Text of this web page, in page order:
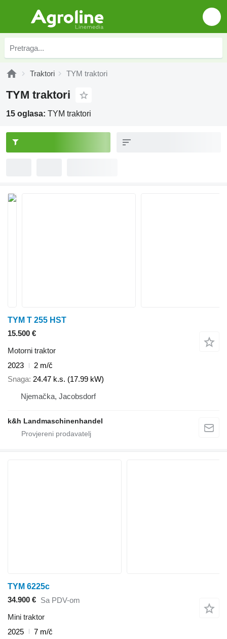
Traktori TYM traktori
TYM traktori
15 oglasa: TYM traktori
TYM T 255 HST
15.500 €
Motorni traktor
2023
2 m/č
Snaga 24.47 k.s. (17.99 kW)
Njemačka, Jacobsdorf
k&h Landmaschinenhandel
TYM 6225c
34.900 € Sa PDV-om
Mini traktor
2025
7 m/č